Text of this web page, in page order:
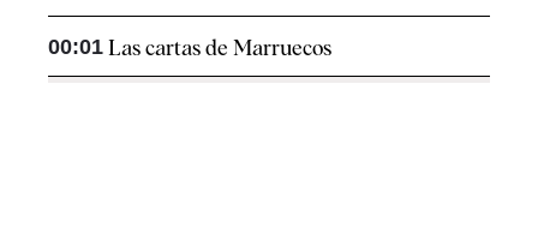
00:01 Las cartas de Marruecos